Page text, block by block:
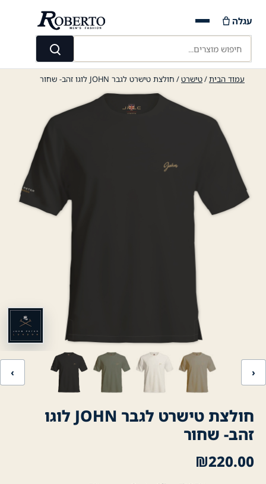
content
חיפוש מוצרים...
חיפוש
עגלה
עמוד הבית/טישרט/ חולצת טישרט לגבר JOHN לוגו זהב- שחור
‹ ›
חולצת טישרט לגבר JOHN לוגו
זהב- שחור
₪220.00